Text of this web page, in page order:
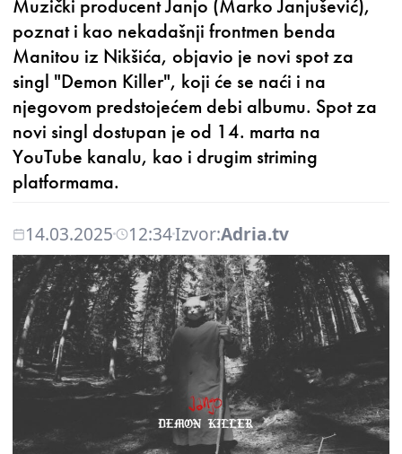
Muzički producent Janjo (Marko Janjušević),
poznat i kao nekadašnji frontmen benda
Manitou iz Nikšića, objavio je novi spot za
singl "Demon Killer", koji će se naći i na
njegovom predstojećem debi albumu. Spot za
novi singl dostupan je od 14. marta na
YouTube kanalu, kao i drugim striming
platformama.
14.03.2025 12:34Izvor:Adria.tv